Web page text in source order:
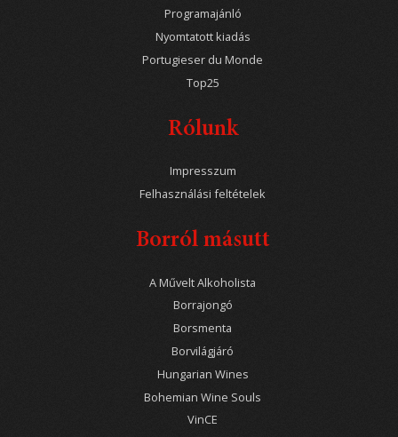
Programajánló
Nyomtatott kiadás
Portugieser du Monde
Top25
Rólunk
Impresszum
Felhasználási feltételek
Borról másutt
A Művelt Alkoholista
Borrajongó
Borsmenta
Borvilágjáró
Hungarian Wines
Bohemian Wine Souls
VinCE